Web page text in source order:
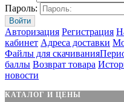
Пароль:
Авторизация Регистрация
кабинет Адреса доставки
Файлы для скачивания
баллы Возврат товара
новости
КАТАЛОГ И ЦЕНЫ